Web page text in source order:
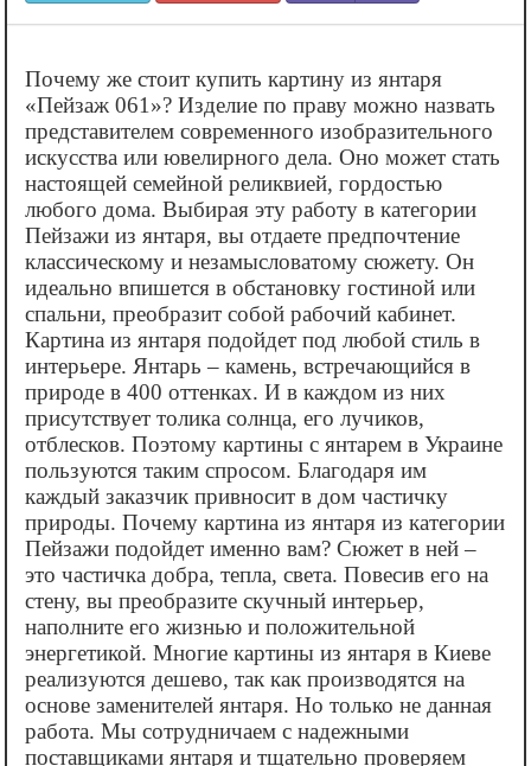
Почему же стоит купить картину из янтаря
«‎Пейзаж 061»? Изделие по праву можно назвать
представителем современного изобразительного
искусства или ювелирного дела. Оно может стать
настоящей семейной реликвией, гордостью
любого дома. Выбирая эту работу в категории
Пейзажи из янтаря, вы отдаете предпочтение
классическому и незамысловатому сюжету. Он
идеально впишется в обстановку гостиной или
спальни, преобразит собой рабочий кабинет.
Картина из янтаря подойдет под любой стиль в
интерьере. Янтарь – камень, встречающийся в
природе в 400 оттенках. И в каждом из них
присутствует толика солнца, его лучиков,
отблесков. Поэтому картины с янтарем в Украине
пользуются таким спросом. Благодаря им
каждый заказчик привносит в дом частичку
природы. Почему картина из янтаря из категории
Пейзажи подойдет именно вам? Сюжет в ней –
это частичка добра, тепла, света. Повесив его на
стену, вы преобразите скучный интерьер,
наполните его жизнью и положительной
энергетикой. Многие картины из янтаря в Киеве
реализуются дешево, так как производятся на
основе заменителей янтаря. Но только не данная
работа. Мы сотрудничаем с надежными
поставщиками янтаря и тщательно проверяем